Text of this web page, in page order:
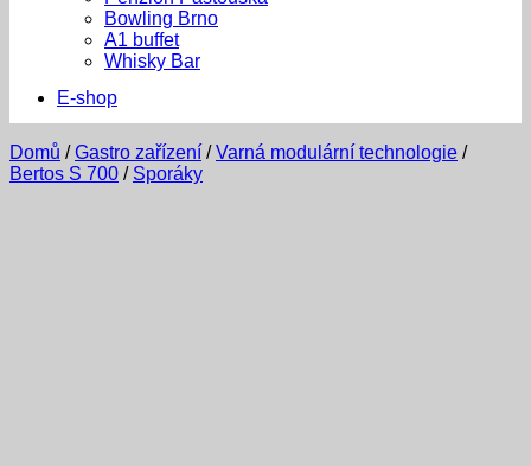
Bowling Brno
A1 buffet
Whisky Bar
E-shop
Domů / Gastro zařízení / Varná modulární technologie /
Bertos S 700 / Sporáky